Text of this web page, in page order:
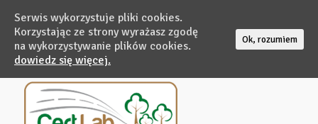
Serwis wykorzystuje pliki cookies.
Korzystając ze strony wyrażasz zgodę
na wykorzystywanie plików cookies.
dowiedz się więcej.
Ok, rozumiem